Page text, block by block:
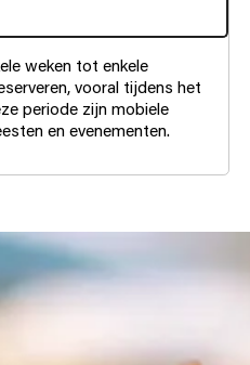
weken tot enkele
vooral tijdens het
periode zijn mobiele
en evenementen.